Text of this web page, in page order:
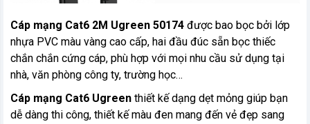
Cáp mạng Cat6 2M Ugreen 50174 được bao bọc bởi lớp
nhựa PVC màu vàng cao cấp, hai đầu đúc sẵn bọc thiếc
chắn chắn cứng cáp, phù hợp với mọi nhu cầu sử dụng tại
nhà, văn phòng công ty, trường học…
Cáp mạng Cat6 Ugreen thiết kế dạng dẹt mỏng giúp bạn
dễ dàng thi công, thiết kế màu đen mang đến vẻ đẹp sang